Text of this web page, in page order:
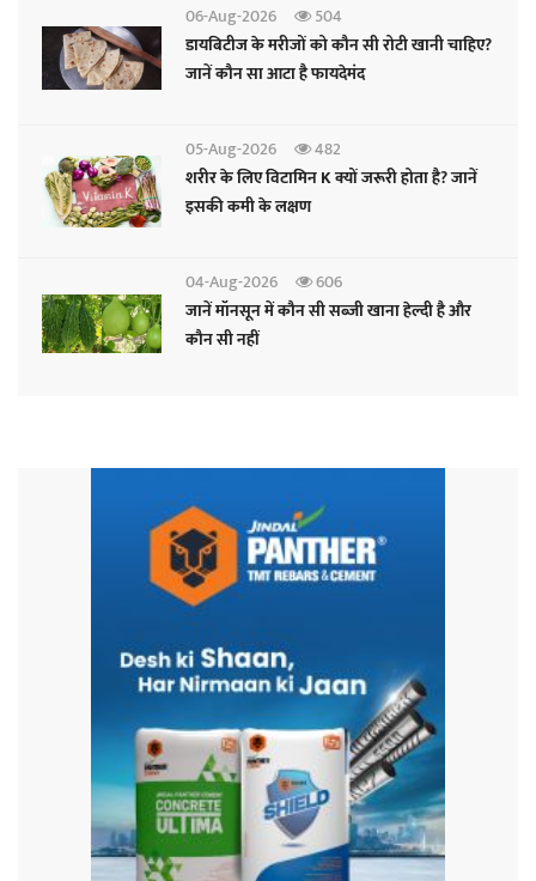
06-Aug-2026
504
डायबिटीज के मरीजों को कौन सी रोटी खानी चाहिए?
जानें कौन सा आटा है फायदेमंद
05-Aug-2026
482
शरीर के लिए विटामिन K क्यों जरूरी होता है? जानें
इसकी कमी के लक्षण
04-Aug-2026
606
जानें मॉनसून में कौन सी सब्जी खाना हेल्दी है और
कौन सी नहीं